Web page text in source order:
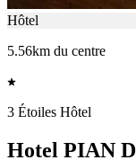
Hôtel
5.56km du centre
3 Étoiles Hôtel
Hotel PIAN